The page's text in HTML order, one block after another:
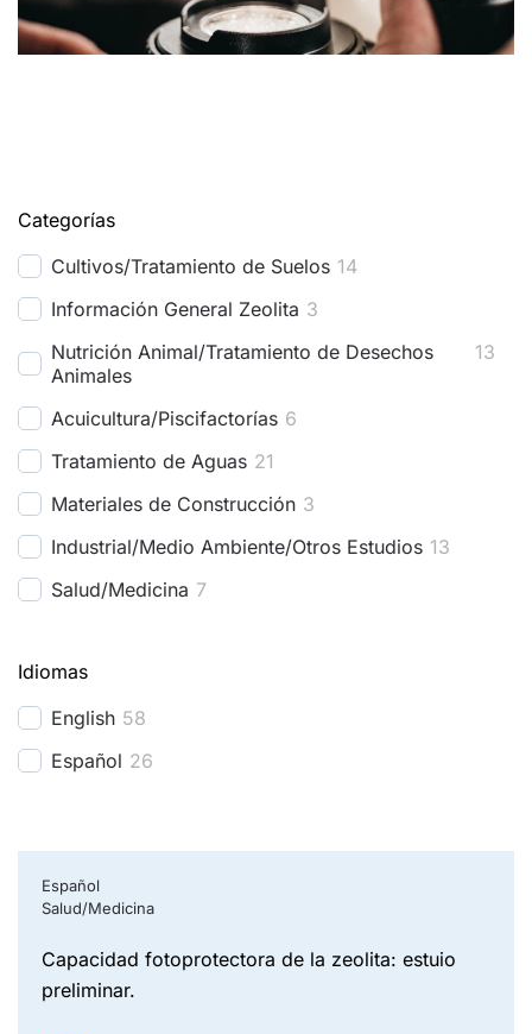
Categorías
Cultivos/Tratamiento de Suelos 14
Información General Zeolita 3
Nutrición Animal/Tratamiento de Desechos
Animales
13
Acuicultura/Piscifactorías 6
Tratamiento de Aguas 21
Materiales de Construcción 3
Industrial/Medio Ambiente/Otros Estudios 13
Salud/Medicina 7
Idiomas
English 58
Español 26
Español
Salud/Medicina
capacidad fotoprotectora de la zeolita: estuio
preliminar.